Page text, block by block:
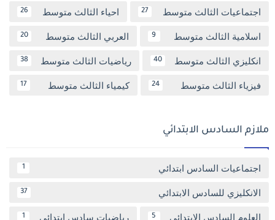
اجتماعيات الثالث متوسط 27 احياء الثالث متوسط 26
اسلامية الثالث متوسط 9 العربي الثالث متوسط 20
انكليزي الثالث متوسط 40 رياضيات الثالث متوسط 38
فيزياء الثالث متوسط 24 كيمياء الثالث متوسط 17
ملازم السادس الابتدائي
اجتماعيات السادس ابتدائي 1
الانكليزي للسادس الابتدائي 37
العلوم السادس الابتدائي 5 رياضيات سادس ابتدائي 1